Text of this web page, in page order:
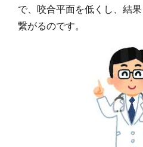
で、咬合平面を低くし、結
繋がるのです。